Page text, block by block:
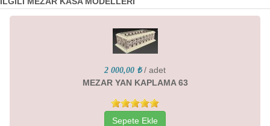
2 000,00 ₺ / adet
MEZAR YAN KAPLAMA 63
Sepete Ekle